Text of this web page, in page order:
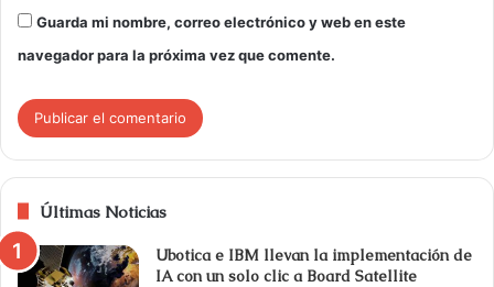
Guarda mi nombre, correo electrónico y web en este
navegador para la próxima vez que comente.
Últimas Noticias
Ubotica e IBM llevan la implementación de
IA con un solo clic a Board Satellite